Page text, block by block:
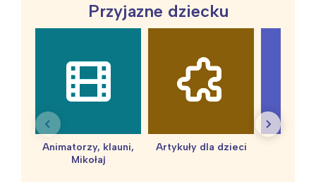
Przyjazne dziecku
Animatorzy, klauni,
Mikołaj
Artykuły dla dzieci